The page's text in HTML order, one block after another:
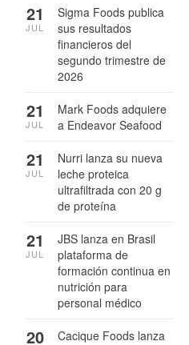
Sigma Foods publica
sus resultados
financieros del
segundo trimestre de
2026
21
JUL
Mark Foods adquiere
a Endeavor Seafood
21
JUL
Nurri lanza su nueva
leche proteica
ultrafiltrada con 20 g
de proteína
21
JUL
JBS lanza en Brasil
plataforma de
formación continua en
nutrición para
personal médico
21
JUL
Cacique Foods lanza
20